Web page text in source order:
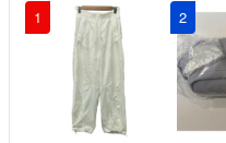
1 2